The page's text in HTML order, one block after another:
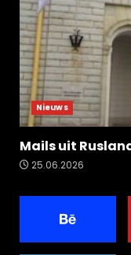
Nieuws
Mails uit
25.06.2026